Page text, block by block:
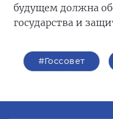
будущем должна
государства и
#Госсовет